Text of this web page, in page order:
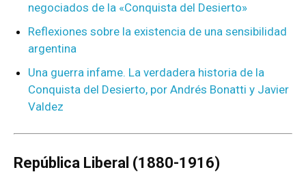
negociados de la «Conquista del Desierto»
Reflexiones sobre la existencia de una sensibilidad
argentina
Una guerra infame. La verdadera historia de la
Conquista del Desierto, por Andrés Bonatti y Javier
Valdez
República Liberal (1880-1916)